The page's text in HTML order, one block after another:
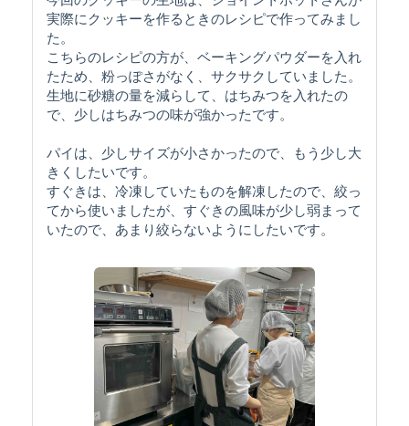
実際にクッキーを作るときのレシピで作ってみまし
た。
こちらのレシピの方が、ベーキングパウダーを入れ
たため、粉っぽさがなく、サクサクしていました。
生地に砂糖の量を減らして、はちみつを入れたの
で、少しはちみつの味が強かったです。
パイは、少しサイズが小さかったので、もう少し大
きくしたいです。
すぐきは、冷凍していたものを解凍したので、絞っ
てから使いましたが、すぐきの風味が少し弱まって
いたので、あまり絞らないようにしたいです。